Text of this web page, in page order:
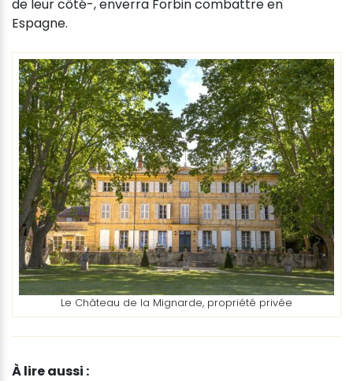
de leur côté-, enverra Forbin combattre en
Espagne.
Le Château de la Mignarde, propriété privée
À lire aussi :